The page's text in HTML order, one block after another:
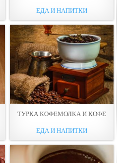
ЕДА И НАПИТКИ
ТУРКА КОФЕМОЛКА И КОФЕ
ЕДА И НАПИТКИ